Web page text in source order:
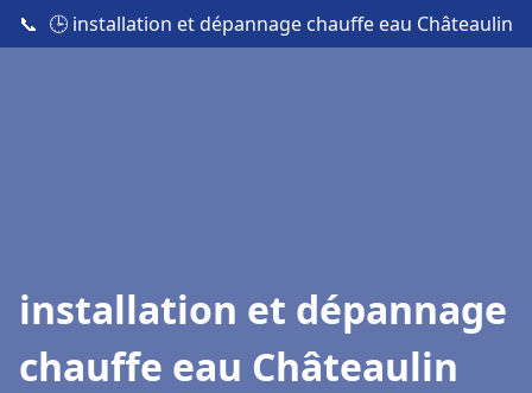
📞 🕒 installation et dépannage chauffe eau Châteaulin
installation et dépannage
chauffe eau Châteaulin